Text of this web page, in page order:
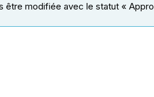
être modifiée avec le statut «